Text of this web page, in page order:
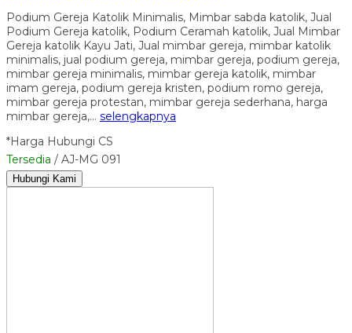
Podium Gereja Katolik Minimalis, Mimbar sabda katolik, Jual
Podium Gereja katolik, Podium Ceramah katolik, Jual Mimbar
Gereja katolik Kayu Jati, Jual mimbar gereja, mimbar katolik
minimalis, jual podium gereja, mimbar gereja, podium gereja,
mimbar gereja minimalis, mimbar gereja katolik, mimbar
imam gereja, podium gereja kristen, podium romo gereja,
mimbar gereja protestan, mimbar gereja sederhana, harga
mimbar gereja,… selengkapnya
*Harga Hubungi CS
Tersedia / AJ-MG 091
Hubungi Kami